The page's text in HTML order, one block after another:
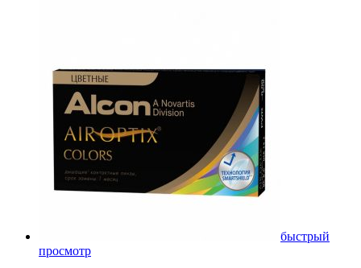
быстрый
просмотр